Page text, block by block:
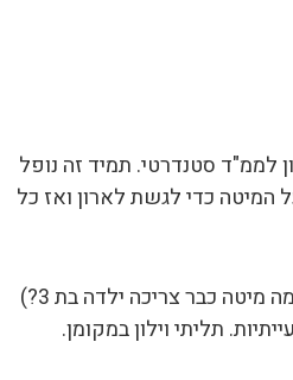
סטנדרטי. תמיד זה נופל
כדי לגשת לארון ואז כל
אז מיטה אחת קומותיים כשמתחתיה "מיטת חבר" ב-90° (כי כמה מיטה כבר צריכה ילדה בת 3?)
תליתי וילון במקומן.